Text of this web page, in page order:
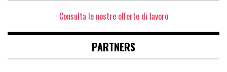
Consulta le nostre offerte di lavoro
PARTNERS